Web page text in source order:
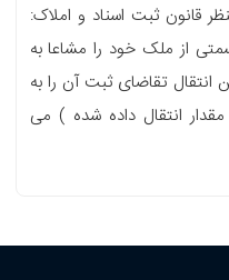
قانون ثبت اسناد و املاک:
از ملک خود را مشاعا به
انتقال تقاضای ثبت آن را به
انتقال داده شده ) می